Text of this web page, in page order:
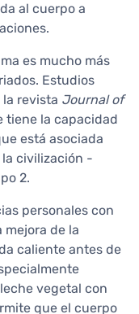
al cuerpo a
es mucho más
Estudios
revista Journal of
tiene la capacidad
está asociada
civilización -
2.
personales con
mejora de la
caliente antes de
vegetal con
que el cuerpo